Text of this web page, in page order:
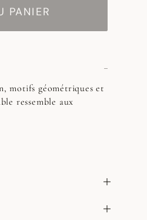
PANIER
motifs géométriques et
ressemble aux